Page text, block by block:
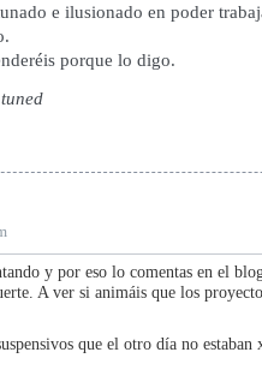
e ilusionado en poder
porque lo digo.
y por eso lo comentas en el
A ver si animáis que los
que el otro día no estaban